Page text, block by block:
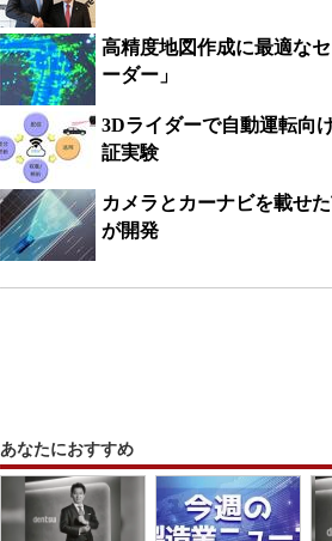
高精度地図作成に最適な
ーダー」
3Dライダーで自動運転向
証実験
カメラとカーナビを載せ
が開発
あなたにおすすめ